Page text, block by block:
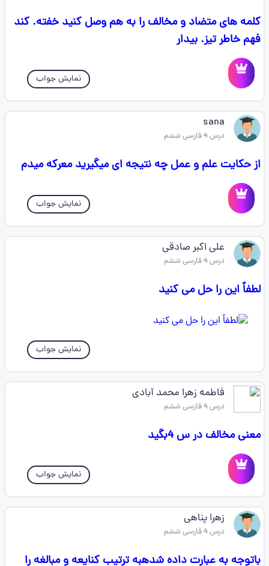
کلمه های متضاد و مخالف را به هم وصل کنید خفته. کند
فهم خاطر تیز. بیدار
نمایش جواب
sana
درس 4 فارسی ششم
از حکایت علم و عمل چه نتیجه ای میگیرید معرکه میدم
نمایش جواب
علی اکبر صادقی
درس 4 فارسی ششم
لطفاً این را حل می کنید
نمایش جواب
فاطمه زهرا محمد آبادی
درس 4 فارسی ششم
معنی مخالف در س 4بگید
نمایش جواب
زهرا پناهی
درس 4 فارسی ششم
باتوجه به عبارت داده شدهبه ترتیب کنایعه و مبالغه را